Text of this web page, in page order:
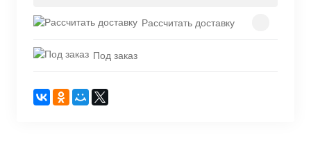
Рассчитать доставку
Под заказ